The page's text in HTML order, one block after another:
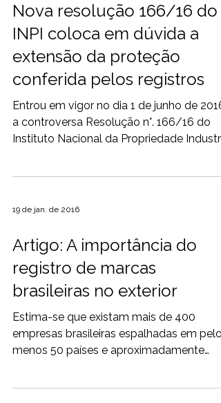
Nova resolução 166/16 do
INPI coloca em dúvida a
extensão da proteção
conferida pelos registros
Entrou em vigor no dia 1 de junho de 2016
a controversa Resolução n°. 166/16 do
Instituto Nacional da Propriedade
19 de jan. de 2016
Artigo: A importância do
registro de marcas
brasileiras no exterior
Estima-se que existam mais de 400
empresas brasileiras espalhadas em pelo
menos 50 países e aproximadamente